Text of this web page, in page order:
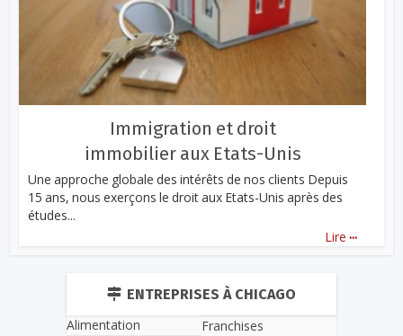
Immigration et droit
immobilier aux Etats-Unis
Une approche globale des intérêts de nos clients Depuis
15 ans, nous exerçons le droit aux Etats-Unis après des
études...
Lire ...
ENTREPRISES À CHICAGO
Alimentation
Franchises